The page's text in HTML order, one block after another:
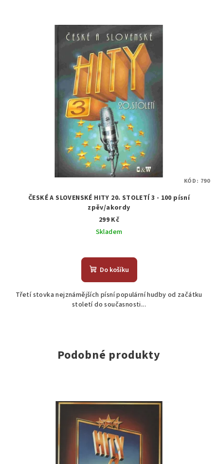
ČESKÉ A SLOVENSKÉ HITY 20. STOLETÍ 3 - 100 písní
zpěv/akordy
299 Kč
Skladem
Do košíku
Třetí stovka nejznámějších písní populární hudby od začátku
století do současnosti...
KÓD: 790
Podobné produkty